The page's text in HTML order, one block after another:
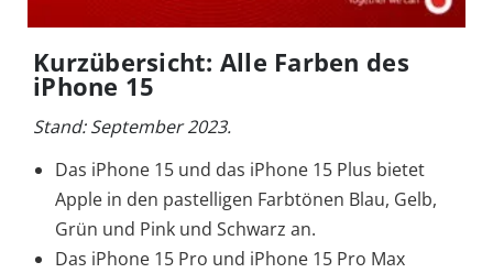
Kurzübersicht: Alle Farben des
iPhone 15
Stand: September 2023.
Das iPhone 15 und das iPhone 15 Plus bietet
Apple in den pastelligen Farbtönen Blau, Gelb,
Grün und Pink und Schwarz an.
Das iPhone 15 Pro und iPhone 15 Pro Max